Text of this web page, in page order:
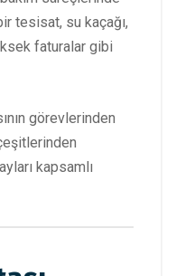
tesisat, su kaçağı,
faturalar gibi
görevlerinden
kapsamlı